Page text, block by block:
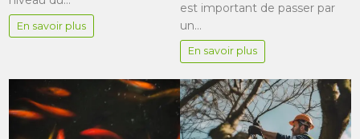
En savoir plus
est important de passer par
un…
En savoir plus